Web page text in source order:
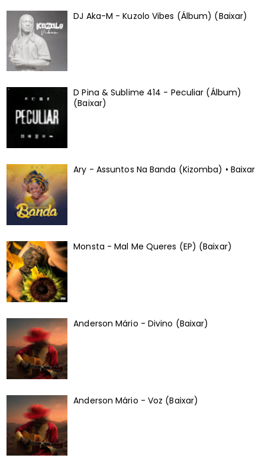
DJ Aka-M - Kuzolo Vibes (Álbum) (Baixar)
D Pina & Sublime 414 - Peculiar (Álbum)
(Baixar)
Ary - Assuntos Na Banda (Kizomba) • Baixar
Monsta - Mal Me Queres (EP) (Baixar)
Anderson Mário - Divino (Baixar)
Anderson Mário - Voz (Baixar)